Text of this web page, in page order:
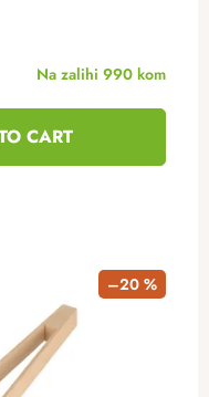
Na zalihi 990 kom
CART
–20 %